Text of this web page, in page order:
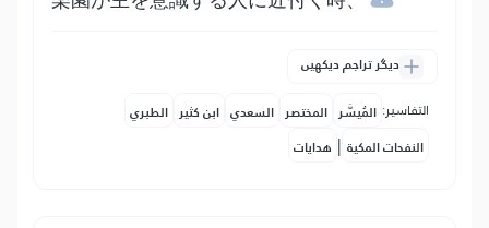
دیگر تراجم دیکھیں
التفاسير: المُيسَّر المختصر السعدي ابن كثير الطبري
النفحات المكية | هدايات